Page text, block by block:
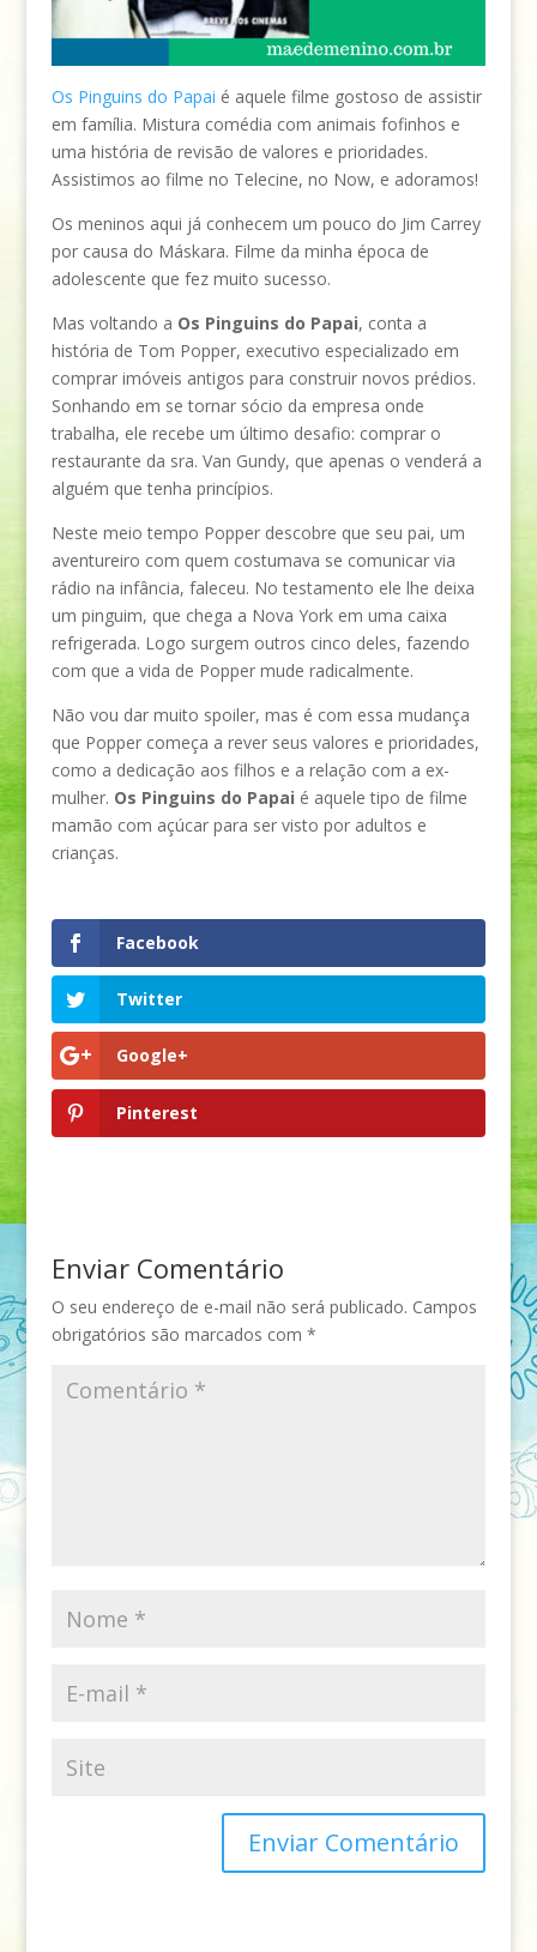
Os Pinguins do Papai é aquele filme gostoso de assistir
em família. Mistura comédia com animais fofinhos e
uma história de revisão de valores e prioridades.
Assistimos ao filme no Telecine, no Now, e adoramos!
Os meninos aqui já conhecem um pouco do Jim Carrey
por causa do Máskara. Filme da minha época de
adolescente que fez muito sucesso.
Mas voltando a Os Pinguins do Papai, conta a
história de Tom Popper, executivo especializado em
comprar imóveis antigos para construir novos prédios.
Sonhando em se tornar sócio da empresa onde
trabalha, ele recebe um último desafio: comprar o
restaurante da sra. Van Gundy, que apenas o venderá a
alguém que tenha princípios.
Neste meio tempo Popper descobre que seu pai, um
aventureiro com quem costumava se comunicar via
rádio na infância, faleceu. No testamento ele lhe deixa
um pinguim, que chega a Nova York em uma caixa
refrigerada. Logo surgem outros cinco deles, fazendo
com que a vida de Popper mude radicalmente.
Não vou dar muito spoiler, mas é com essa mudança
que Popper começa a rever seus valores e prioridades,
como a dedicação aos filhos e a relação com a ex-
mulher. Os Pinguins do Papai é aquele tipo de filme
mamão com açúcar para ser visto por adultos e
crianças.
Facebook
Twitter
Google+
Pinterest
Enviar Comentário
O seu endereço de e-mail não será publicado. Campos
obrigatórios são marcados com *